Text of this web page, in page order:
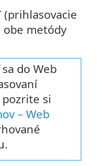
(prihlasovacie
obe metódy
do Web
si
– Web